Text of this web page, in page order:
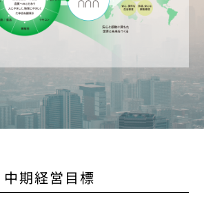
中期経営目標